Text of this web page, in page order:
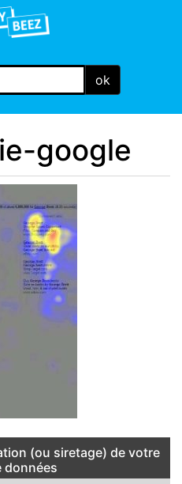
ok
google
(ou siretage) de votre
données